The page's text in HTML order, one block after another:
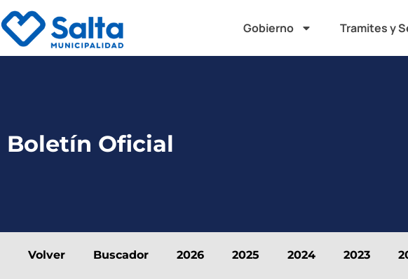
Gobierno Tramites y
Boletín Oficial
Volver Buscador 2026 2025 2024 2023